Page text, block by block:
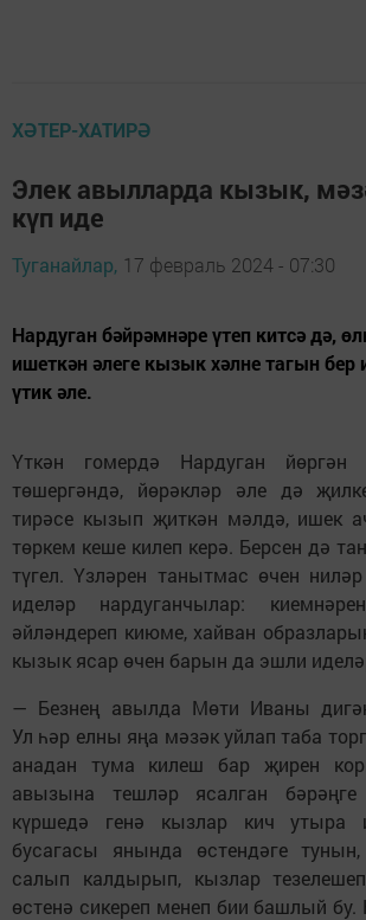
ХӘТЕР-ХАТИРӘ
Элек авылларда кызык,
күп иде
Туганайлар, 17 февраль 2024 - 07:30
Нардуган бәйрәмнәре үтеп китсә дә,
ишеткән әлеге кызык хәлне тагын бер
үтик әле.
Үткән гомердә Нардуган йөргән
төшергәндә, йөрәкләр әле дә
тирәсе кызып җиткән мәлдә, ишек
төркем кеше килеп керә. Берсен дә
түгел. Үзләрен танытмас өчен
иделәр нардуганчылар:
әйләндереп киюме, хайван
кызык ясар өчен барын да эшли
— Безнең авылда Мөти Иваны
Ул һәр елны яңа мәзәк уйлап таба
анадан тума килеш бар җирен
авызына тешләр ясалган бәрәңге
күршедә генә кызлар кич утыра
бусагасы янында өстендәге тунын,
салып калдырып, кызлар
өстенә сикереп менеп бии башлый бу.